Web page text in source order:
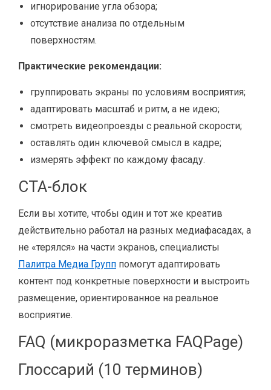
игнорирование угла обзора;
отсутствие анализа по отдельным
поверхностям.
Практические рекомендации:
группировать экраны по условиям восприятия;
адаптировать масштаб и ритм, а не идею;
смотреть видеопроезды с реальной скорости;
оставлять один ключевой смысл в кадре;
измерять эффект по каждому фасаду.
CTA-блок
Если вы хотите, чтобы один и тот же креатив
действительно работал на разных медиафасадах, а
не «терялся» на части экранов, специалисты
Палитра Медиа Групп помогут адаптировать
контент под конкретные поверхности и выстроить
размещение, ориентированное на реальное
восприятие.
FAQ (микроразметка FAQPage)
Глоссарий (10 терминов)